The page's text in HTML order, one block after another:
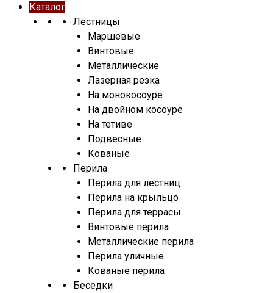
Каталог
Лестницы
Маршевые
Винтовые
Металлические
Лазерная резка
На монокосоуре
На двойном косоуре
На тетиве
Подвесные
Кованые
Перила
Перила для лестниц
Перила на крыльцо
Перила для террасы
Винтовые перила
Металлические перила
Перила уличные
Кованые перила
Беседки